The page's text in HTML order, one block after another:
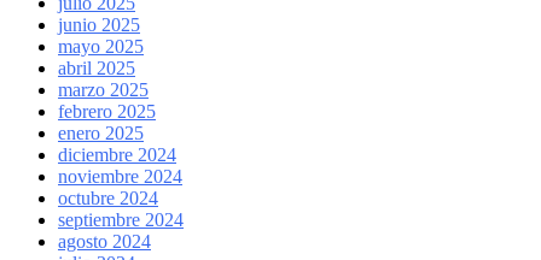
junio 2025
mayo 2025
abril 2025
marzo 2025
febrero 2025
enero 2025
diciembre 2024
noviembre 2024
octubre 2024
septiembre 2024
agosto 2024